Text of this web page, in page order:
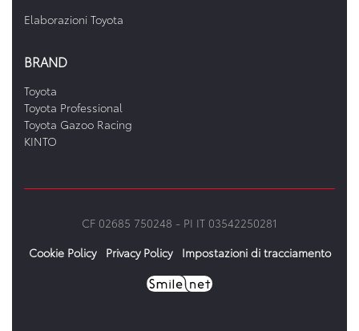
Elaborazioni Toyota
BRAND
Toyota
Toyota Professional
Toyota Gazoo Racing
KINTO
CF 02685 750248 - PI IT 03542250281
Cookie Policy
Privacy Policy Impostazioni di tracciamento